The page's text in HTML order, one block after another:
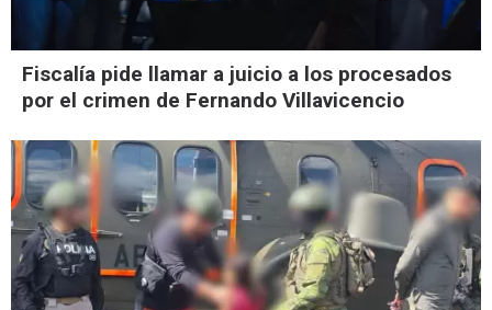
Fiscalía pide llamar a juicio a los procesados
por el crimen de Fernando Villavicencio